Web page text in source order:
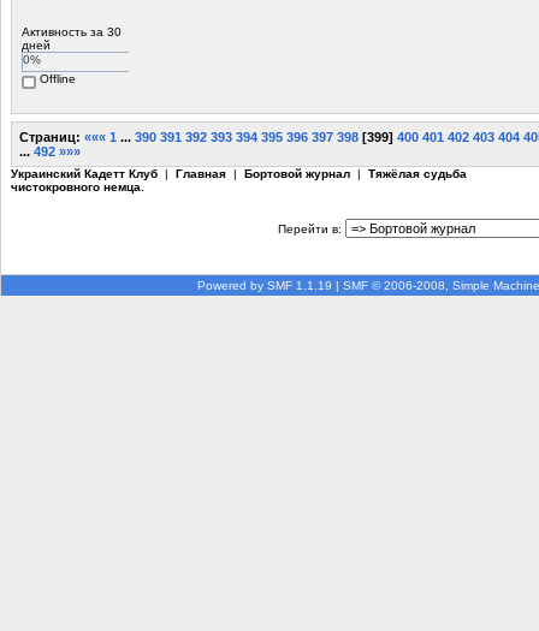
Активность за 30
дней
0%
Offline
Страниц: ««« 1 ... 390 391 392 393 394 395 396 397 398 [399] 400 401 402 403 404
... 492 »»»
Украинский Кадетт Клуб | Главная | Бортовой журнал | Тяжёлая судьба
чистокровного немца.
Перейти в:
Powered by SMF 1.1.19 | SMF © 2006-2008, Simple